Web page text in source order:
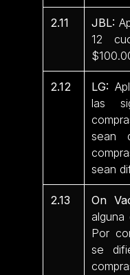
2.11 JBL:
12
2.12 LG:
las
sean
sean
2.13 On
alguna
Por
se